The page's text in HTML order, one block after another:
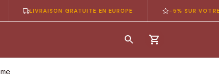
LIVRAISON GRATUITE EN EUROPE -5% SUR VOTRE 1ÈRE